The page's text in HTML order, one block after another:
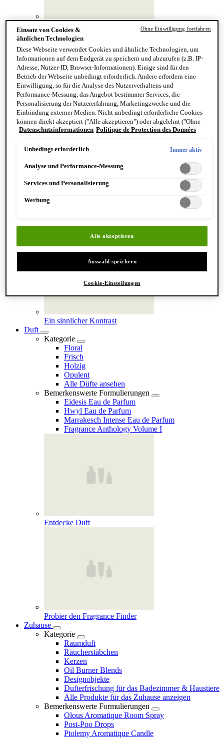
Hand & Körper
Kategorie
Handseife & Balsam
Seife am Stück
Reinigung & Peeling für den Körper
Körperbalsame und Öle
Mundpflege & Deodorants
Alle Hand- und Körperpflegeprodukte anzeigen
Bemerkenswerte Formulierungen
Resurrection Aromatique Hand Wash
Eleos Aromatique Hand Balm
Antithesis Intense Body Cleanser
Entdecken Sie Hand & Körper
Ein sinnlicher Kontrast
Duft
Kategorie
Floral
Frisch
Holzig
Opulent
Alle Düfte ansehen
Bemerkenswerte Formulierungen
Eidesis Eau de Parfum
Hwyl Eau de Parfum
Marrakesch Intense Eau de Parfum
Fragrance Anthology Volume I
Entdecke Duft
Probier den Fragrance Finder
Zuhause
Kategorie
Raumduft
Räucherstäbchen
Kerzen
Oil Burner Blends
Designobjekte
Dufterfrischung für das Badezimmer & Haustiere
Alle Produkte für das Zuhause anzeigen
Bemerkenswerte Formulierungen
Olous Aromatique Room Spray
Post-Poo Drops
Ptolemy Aromatique Candle
Einsatz von Cookies &
ähnlichen Technologien
Diese Webseite verwendet Cookies und ähnliche Technologien, um
Informationen auf dem Endgerät zu speichern und abzurufen (z.B. IP-
Adresse, Nutzer-ID, Browser-Informationen). Einige sind für den
Betrieb der Webseite unbedingt erforderlich. Andere erfordern eine
Einwilligung, so für die Analyse des Nutzerverhaltens und
Performance-Messung, das Angebot bestimmter Services, die
Personalisierung der Nutzererfahrung, Marketingzwecke und die
Einbindung externer Medien. Nicht unbedingt erforderliche Cookies
können direkt akzeptiert ("Alle akzeptieren") oder abgelehnt ("Ohne
Einwilligung fortfahren") werden. Individuelle Anpassungen der
speichern"). Die Auswahl kann jederzeit unter dem Link "Cookie-
Datenschutzinformationen.
Datenschutzinformationen Politique de Protection des Données
Unbedingt erforderlich Immer aktiv
Analyse und Performance-Messung
Services und Personalisierung
Werbung
Alle akzeptieren
Auswahl speichern
Cookie-Einstellungen
Ohne Einwilligung fortfahren